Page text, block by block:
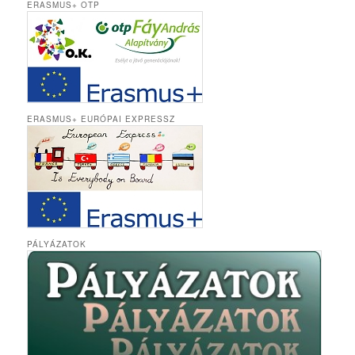
ERASMUS+ OTP
ERASMUS+ EURÓPAI EXPRESSZ
PÁLYÁZATOK